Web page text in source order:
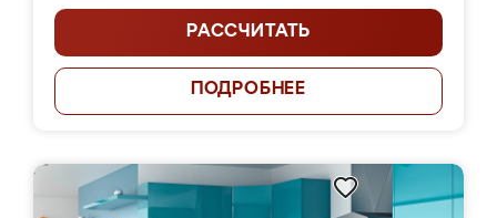
РАССЧИТАТЬ
ПОДРОБНЕЕ